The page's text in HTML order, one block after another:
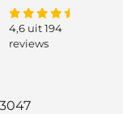
4,6 uit 194
reviews